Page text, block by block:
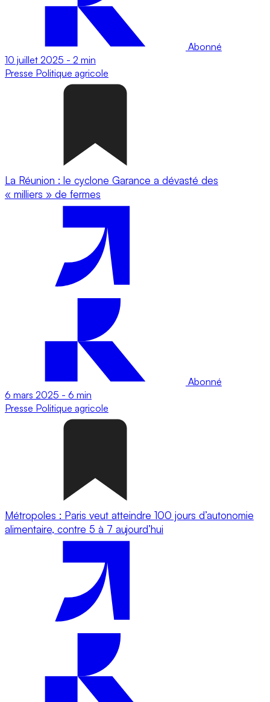
Abonné
10 juillet 2025 - 2 min
Presse Politique agricole
La Réunion : le cyclone Garance a dévasté des
« milliers » de fermes
Abonné
6 mars 2025 - 6 min
Presse Politique agricole
Métropoles : Paris veut atteindre 100 jours d’autonomie
alimentaire, contre 5 à 7 aujourd’hui